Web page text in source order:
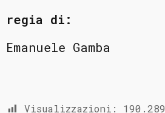
regia di:
Emanuele Gamba
Visualizzazioni: 190.289